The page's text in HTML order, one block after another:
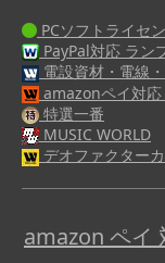
PCソフトライセ
PayPal対応 ラン
電設資材・電線
amazonペイ対
特選一番
MUSIC WORLD
デオファクター
amazon ペイ